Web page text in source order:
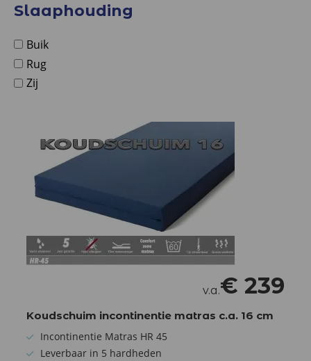
Slaaphouding
Buik
Rug
Zij
v.a.€ 239
Koudschuim incontinentie matras c.a. 16 cm
Incontinentie Matras HR 45
Leverbaar in 5 hardheden